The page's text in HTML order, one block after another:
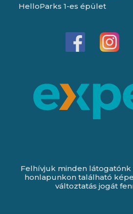
HelloParks 1-es épület
Felhívjuk minden látogatónk
honlapunkon található
változtatás jogát